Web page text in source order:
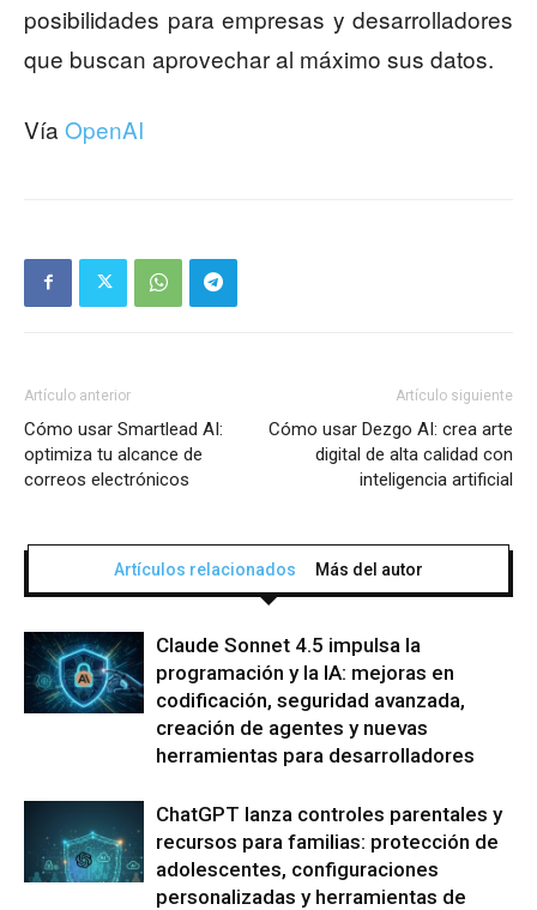
posibilidades para empresas y desarrolladores
que buscan aprovechar al máximo sus datos.
Vía OpenAI
Artículo anterior
Cómo usar Smartlead AI:
optimiza tu alcance de
correos electrónicos
Artículo siguiente
Cómo usar Dezgo AI: crea arte
digital de alta calidad con
inteligencia artificial
Artículos relacionados Más del autor
Claude Sonnet 4.5 impulsa la
programación y la IA: mejoras en
codificación, seguridad avanzada,
creación de agentes y nuevas
herramientas para desarrolladores
ChatGPT lanza controles parentales y
recursos para familias: protección de
adolescentes, configuraciones
personalizadas y herramientas de